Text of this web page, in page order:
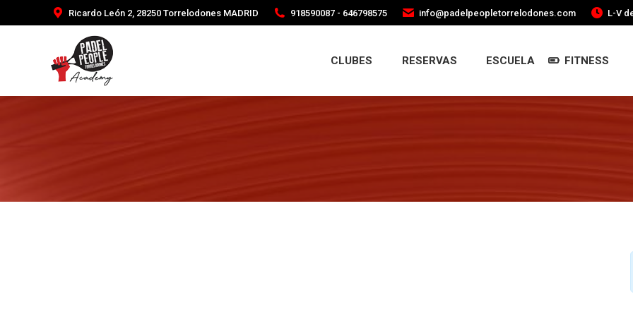
Ricardo León 2, 28250 Torrelodones MADRID 918590087 - 646798575 info@padelpeopletorrelodones.com L-V
CLUBES RESERVAS ESCUELA FITNESS